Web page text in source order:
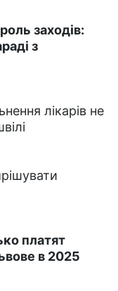
заходів:
з
лікарів не
платят
в 2025